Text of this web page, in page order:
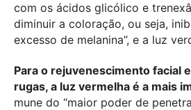
com os ácidos glicólico e
diminuir a coloração, ou seja,
excesso de melanina”, e a luz
Para o rejuvenescimento facial
rugas, a luz vermelha é a mais
mune do “maior poder de